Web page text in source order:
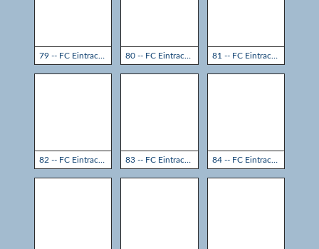
79 -- FC Eintracht Rheine - TSG Sprockhövel 3:3 80 -- FC Eintracht Rheine - TSG Sprockhövel 3:3 81 -- FC Eintracht Rheine - TSG Sprockhövel 3:3
82 -- FC Eintracht Rheine - TSG Sprockhövel 3:3 83 -- FC Eintracht Rheine - TSG Sprockhövel 3:3 84 -- FC Eintracht Rheine - TSG Sprockhövel 3:3